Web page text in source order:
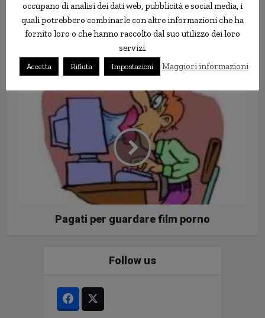
Meteorologi punibili penalmente
se sbagliano le previsioni
Pagati per guardare film porno
Follow us
occupano di analisi dei dati web, pubblicità e social media, i
quali potrebbero combinarle con altre informazioni che ha
fornito loro o che hanno raccolto dal suo utilizzo dei loro
servizi.
Accetta Rifiuta Impostazioni Maggiori informazioni